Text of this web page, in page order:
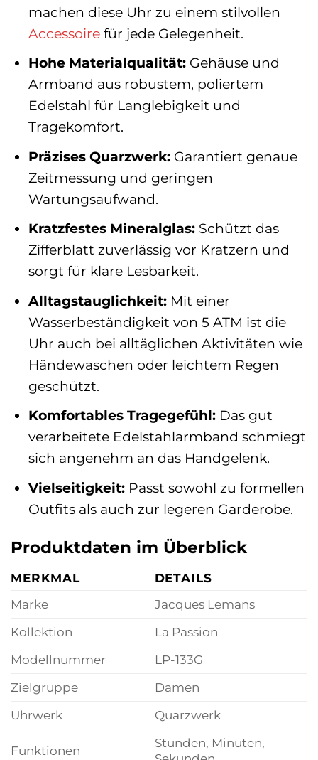
machen diese Uhr zu einem stilvollen
Accessoirefür jede Gelegenheit.
Hohe Materialqualität:Gehäuse und
Armband aus robustem, poliertem
Edelstahl für Langlebigkeit und
Tragekomfort.
Präzises Quarzwerk:Garantiert genaue
Zeitmessung und geringen
Wartungsaufwand.
Kratzfestes Mineralglas:Schützt das
Zifferblatt zuverlässig vor Kratzern und
sorgt für klare Lesbarkeit.
Alltagstauglichkeit:Mit einer
Wasserbeständigkeit von 5 ATM ist die
Uhr auch bei alltäglichen Aktivitäten wie
Händewaschen oder leichtem Regen
geschützt.
Komfortables Tragegefühl:Das gut
verarbeitete Edelstahlarmband schmiegt
sich angenehm an das Handgelenk.
Vielseitigkeit:Passt sowohl zu formellen
Outfits als auch zur legeren Garderobe.
Produktdaten im Überblick
MERKMAL
DETAILS
Marke
Jacques Lemans
Kollektion
La Passion
Modellnummer
LP-133G
Zielgruppe
Damen
Uhrwerk
Quarzwerk
Funktionen
Stunden, Minuten,